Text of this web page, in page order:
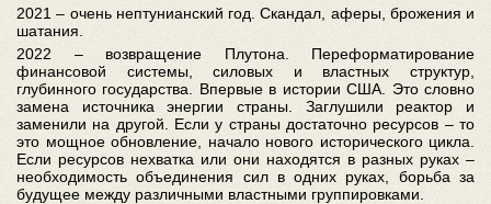
2021 – очень нептунианский год. Скандал, аферы, брожения и
шатания.
2022 – возвращение Плутона. Переформатирование
финансовой системы, силовых и властных структур,
глубинного государства. Впервые в истории США. Это словно
замена источника энергии страны. Заглушили реактор и
заменили на другой. Если у страны достаточно ресурсов – то
это мощное обновление, начало нового исторического цикла.
Если ресурсов нехватка или они находятся в разных руках –
необходимость объединения сил в одних руках, борьба за
будущее между различными властными группировками.